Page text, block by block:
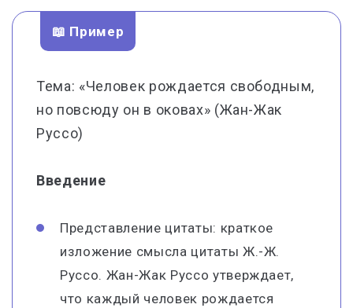
📖 Пример
Тема: «Человек рождается свободным,
но повсюду он в оковах» (Жан-Жак
Руссо)
Введение
Представление цитаты: краткое
изложение смысла цитаты Ж.-Ж.
Руссо. Жан-Жак Руссо утверждает,
что каждый человек рождается